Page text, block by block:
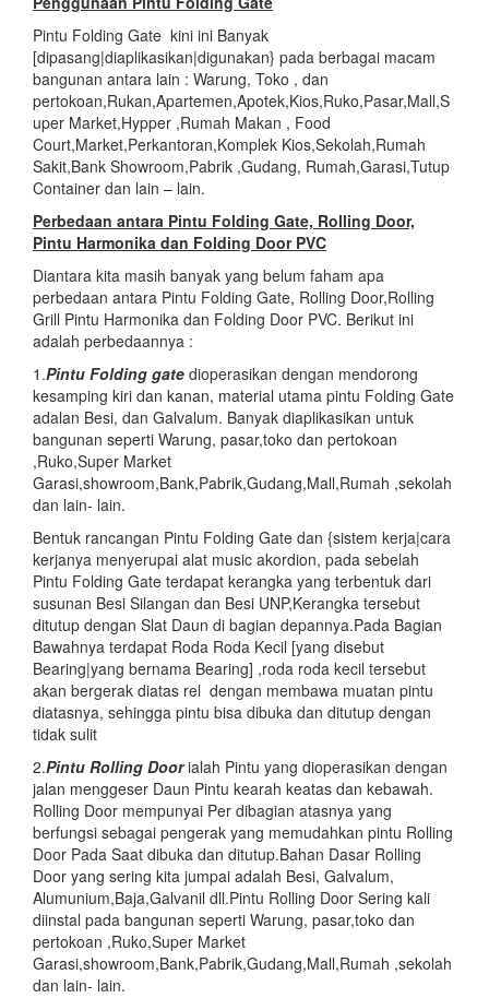
Pintu Folding Gate kini ini Banyak
[dipasang|diaplikasikan|digunakan} pada berbagai macam
bangunan antara lain : Warung, Toko , dan
pertokoan,Rukan,Apartemen,Apotek,Kios,Ruko,Pasar,Mall,S
uper Market,Hypper ,Rumah Makan , Food
Court,Market,Perkantoran,Komplek Kios,Sekolah,Rumah
Sakit,Bank Showroom,Pabrik ,Gudang, Rumah,Garasi,Tutup
Container dan lain – lain.
Perbedaan antara Pintu Folding Gate, Rolling Door,
Pintu Harmonika dan Folding Door PVC
Diantara kita masih banyak yang belum faham apa
perbedaan antara Pintu Folding Gate, Rolling Door,Rolling
Grill Pintu Harmonika dan Folding Door PVC. Berikut ini
adalah perbedaannya :
1.Pintu Folding gate dioperasikan dengan mendorong
kesamping kiri dan kanan, material utama pintu Folding Gate
adalan Besi, dan Galvalum. Banyak diaplikasikan untuk
bangunan seperti Warung, pasar,toko dan pertokoan
,Ruko,Super Market
Garasi,showroom,Bank,Pabrik,Gudang,Mall,Rumah ,sekolah
dan lain- lain.
Bentuk rancangan Pintu Folding Gate dan {sistem kerja|cara
kerjanya menyerupai alat music akordion, pada sebelah
Pintu Folding Gate terdapat kerangka yang terbentuk dari
susunan Besi Silangan dan Besi UNP,Kerangka tersebut
ditutup dengan Slat Daun di bagian depannya.Pada Bagian
Bawahnya terdapat Roda Roda Kecil [yang disebut
Bearing|yang bernama Bearing] ,roda roda kecil tersebut
akan bergerak diatas rel dengan membawa muatan pintu
diatasnya, sehingga pintu bisa dibuka dan ditutup dengan
tidak sulit
2.Pintu Rolling Doorialah Pintu yang dioperasikan dengan
jalan menggeser Daun Pintu kearah keatas dan kebawah.
Rolling Door mempunyai Per dibagian atasnya yang
berfungsi sebagai pengerak yang memudahkan pintu Rolling
Door Pada Saat dibuka dan ditutup.Bahan Dasar Rolling
Door yang sering kita jumpai adalah Besi, Galvalum,
Alumunium,Baja,Galvanil dll.Pintu Rolling Door Sering kali
diinstal pada bangunan seperti Warung, pasar,toko dan
pertokoan ,Ruko,Super Market
Garasi,showroom,Bank,Pabrik,Gudang,Mall,Rumah ,sekolah
dan lain- lain.